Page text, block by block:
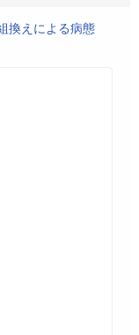
換えによる病態